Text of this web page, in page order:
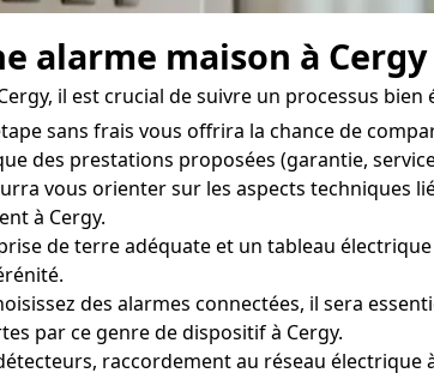
alarme maison à Cergy
il est crucial de suivre un processus bien
sans frais vous offrira la chance de
des prestations proposées (garantie,
vous orienter sur les aspects techniques
à Cergy.
de terre adéquate et un tableau
des alarmes connectées, il sera
par ce genre de dispositif à Cergy.
raccordement au réseau